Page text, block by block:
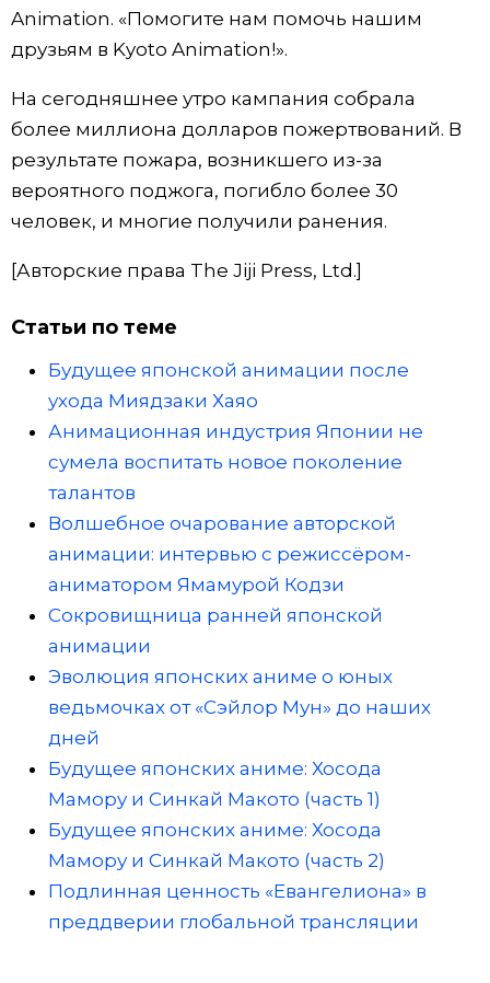
Жизнь
Технологии
Токио
От редакции
Animation. «Помогите нам помочь нашим
друзьям в Kyoto Animation!».
На сегодняшнее утро кампания собрала
более миллиона долларов пожертвований. В
результате пожара, возникшего из-за
вероятного поджога, погибло более 30
человек, и многие получили ранения.
[Авторские права The Jiji Press, Ltd.]
Статьи по теме
Будущее японской анимации после
ухода Миядзаки Хаяо
Анимационная индустрия Японии не
сумела воспитать новое поколение
талантов
Волшебное очарование авторской
анимации: интервью с режиссёром-
аниматором Ямамурой Кодзи
Сокровищница ранней японской
анимации
Эволюция японских аниме о юных
ведьмочках от «Сэйлор Мун» до наших
дней
Будущее японских аниме: Хосода
Мамору и Синкай Макото (часть 1)
Будущее японских аниме: Хосода
Мамору и Синкай Макото (часть 2)
Подлинная ценность «Евангелиона» в
преддверии глобальной трансляции